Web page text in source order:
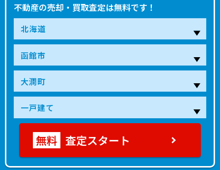
不動産の売却・買取査定は無料です！
査定スタート